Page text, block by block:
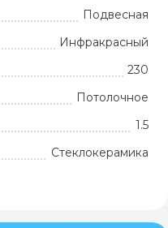
Подвесная
Инфракрасный
230
Потолочное
1.5
Стеклокерамика